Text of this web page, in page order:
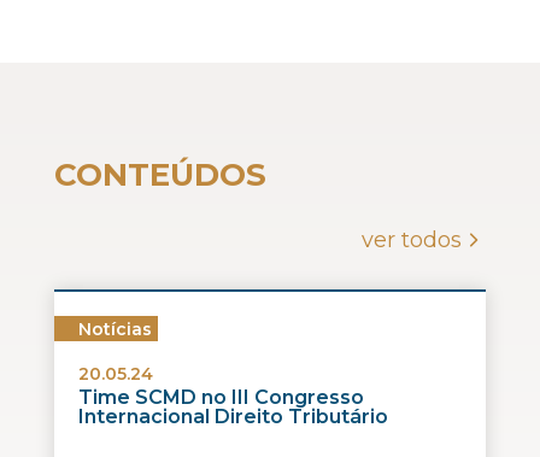
CONTEÚDOS
ver todos
Notícias
20.05.24
Time SCMD no III Congresso
Internacional Direito Tributário